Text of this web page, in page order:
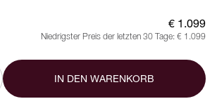
€ 1.099
Niedrigster Preis der letzten 30 Tage: € 1.099
IN DEN WARENKORB